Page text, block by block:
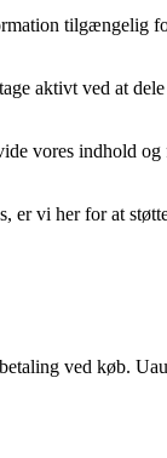
tilgængelig
aktivt ved at
vores indhold
vi her for at
ved køb.